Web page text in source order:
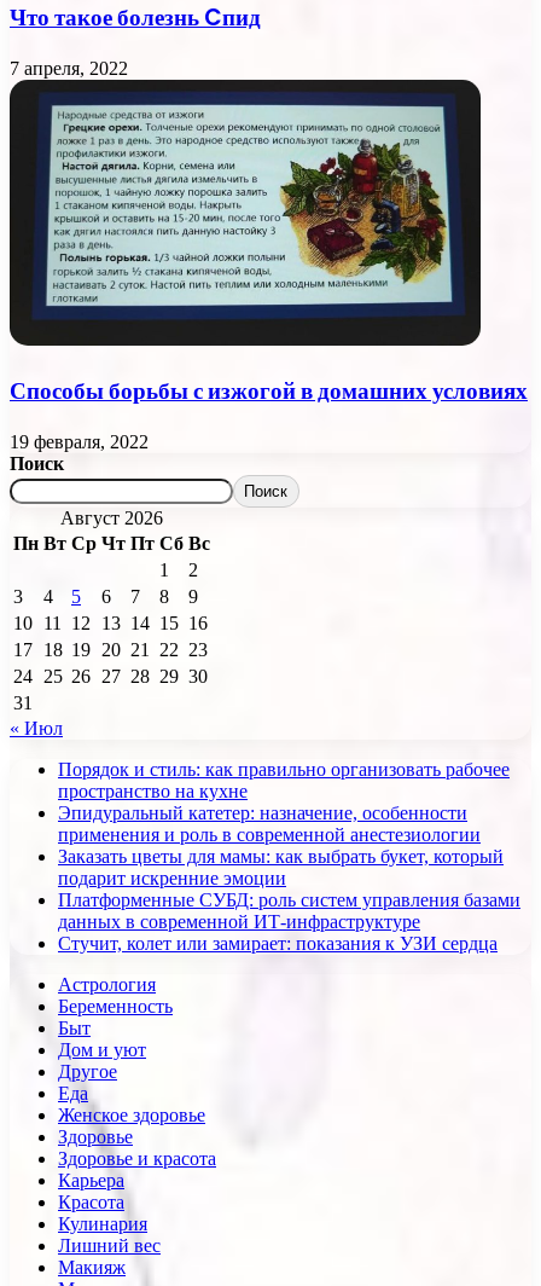
Что такое болезнь Cпид
7 апреля, 2022
Способы борьбы с изжогой в домашних условиях
19 февраля, 2022
Поиск
Поиск
Август 2026
Пн Вт Ср Чт Пт Сб Вс
1
2
3
4 5 6 7 8
9
10 11 12 13 14 15 16
17 18 19 20 21 22 23
24 25 26 27 28 29 30
31
« Июл
Порядок и стиль: как правильно организовать рабочее
пространство на кухне
Эпидуральный катетер: назначение, особенности
применения и роль в современной анестезиологии
Заказать цветы для мамы: как выбрать букет, который
подарит искренние эмоции
Платформенные СУБД: роль систем управления базами
данных в современной ИТ-инфраструктуре
Стучит, колет или замирает: показания к УЗИ сердца
Астрология
Беременность
Быт
Дом и уют
Другое
Еда
Женское здоровье
Здоровье
Здоровье и красота
Карьера
Красота
Кулинария
Лишний вес
Макияж